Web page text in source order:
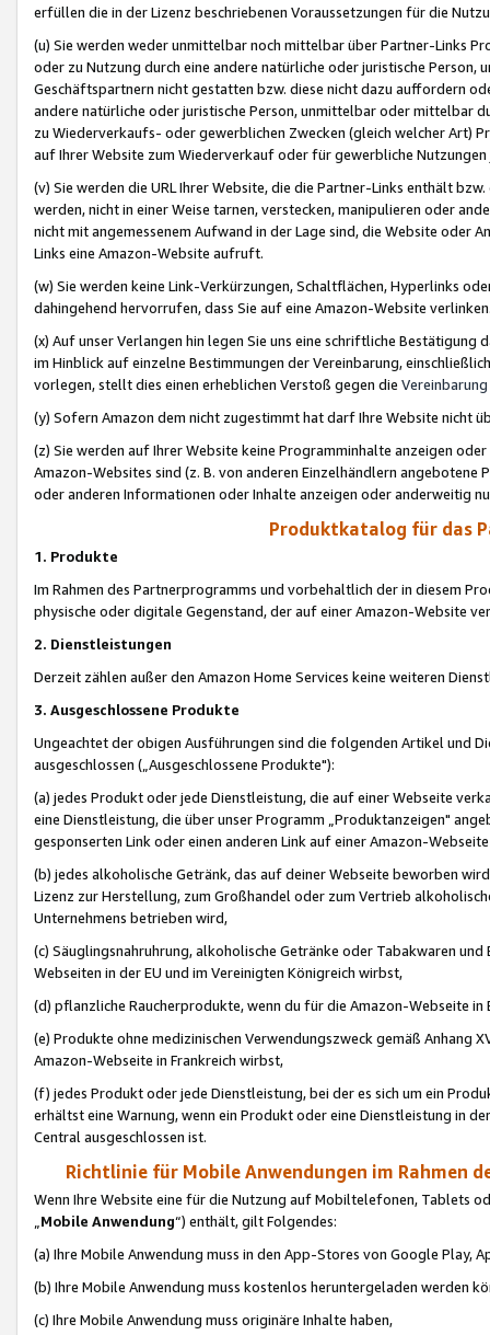
erfüllen die in der Lizenz beschriebenen Voraussetzungen für die
(u) Sie werden weder unmittelbar noch mittelbar über Partner-Links
oder zu Nutzung durch eine andere natürliche oder juristische
Geschäftspartnern nicht gestatten bzw. diese nicht dazu auffordern
andere natürliche oder juristische Person, unmittelbar oder mittelbar
zu Wiederverkaufs- oder gewerblichen Zwecken (gleich welcher Art)
auf Ihrer Website zum Wiederverkauf oder für gewerbliche
(v) Sie werden die URL Ihrer Website, die die Partner-Links enthält
werden, nicht in einer Weise tarnen, verstecken, manipulieren oder
nicht mit angemessenem Aufwand in der Lage sind, die Website oder
Links eine Amazon-Website aufruft.
(w) Sie werden keine Link-Verkürzungen, Schaltflächen, Hyperlinks
dahingehend hervorrufen, dass Sie auf eine Amazon-Website
(x) Auf unser Verlangen hin legen Sie uns eine schriftliche
im Hinblick auf einzelne Bestimmungen der Vereinbarung,
vorlegen, stellt dies einen erheblichen Verstoß gegen die Vereinbarung
(y) Sofern Amazon dem nicht zugestimmt hat darf Ihre Website nicht
(z) Sie werden auf Ihrer Website keine Programminhalte anzeigen
Amazon-Websites sind (z. B. von anderen Einzelhändlern
oder anderen Informationen oder Inhalte anzeigen oder anderweitig
Produktkatalog für das
1. Produkte
Im Rahmen des Partnerprogramms und vorbehaltlich der in diesem
physische oder digitale Gegenstand, der auf einer Amazon-Website
2. Dienstleistungen
Derzeit zählen außer den Amazon Home Services keine weiteren
3. Ausgeschlossene Produkte
Ungeachtet der obigen Ausführungen sind die folgenden Artikel und
ausgeschlossen („Ausgeschlossene Produkte"):
(a) jedes Produkt oder jede Dienstleistung, die auf einer Webseite
eine Dienstleistung, die über unser Programm „Produktanzeigen"
gesponserten Link oder einen anderen Link auf einer Amazon-
(b) jedes alkoholische Getränk, das auf deiner Webseite beworben
Lizenz zur Herstellung, zum Großhandel oder zum Vertrieb
Unternehmens betrieben wird,
(c) Säuglingsnahruhrung, alkoholische Getränke oder Tabakwaren
Webseiten in der EU und im Vereinigten Königreich wirbst,
(d) pflanzliche Raucherprodukte, wenn du für die Amazon-Webseite in
(e) Produkte ohne medizinischen Verwendungszweck gemäß Anhang
Amazon-Webseite in Frankreich wirbst,
(f) jedes Produkt oder jede Dienstleistung, bei der es sich um ein
erhältst eine Warnung, wenn ein Produkt oder eine Dienstleistung in
Central ausgeschlossen ist.
Richtlinie für Mobile Anwendungen im Rahmen
Wenn Ihre Website eine für die Nutzung auf Mobiltelefonen, Tablets
„Mobile Anwendung“) enthält, gilt Folgendes:
(a) Ihre Mobile Anwendung muss in den App-Stores von Google Play,
(b) Ihre Mobile Anwendung muss kostenlos heruntergeladen werden
(c) Ihre Mobile Anwendung muss originäre Inhalte haben,